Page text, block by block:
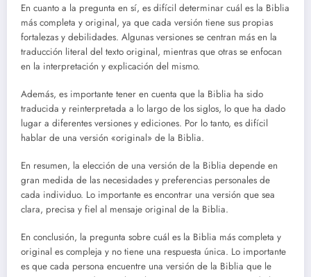
En cuanto a la pregunta en sí, es difícil determinar cuál es la Biblia
más completa y original, ya que cada versión tiene sus propias
fortalezas y debilidades. Algunas versiones se centran más en la
traducción literal del texto original, mientras que otras se enfocan
en la interpretación y explicación del mismo.
Además, es importante tener en cuenta que la Biblia ha sido
traducida y reinterpretada a lo largo de los siglos, lo que ha dado
lugar a diferentes versiones y ediciones. Por lo tanto, es difícil
hablar de una versión «original» de la Biblia.
En resumen, la elección de una versión de la Biblia depende en
gran medida de las necesidades y preferencias personales de
cada individuo. Lo importante es encontrar una versión que sea
clara, precisa y fiel al mensaje original de la Biblia.
En conclusión, la pregunta sobre cuál es la Biblia más completa y
original es compleja y no tiene una respuesta única. Lo importante
es que cada persona encuentre una versión de la Biblia que le